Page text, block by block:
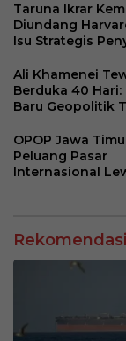
Taruna Ikrar
Diundang
Isu Strategis
Vaksin Global
Ali Khamenei
Berduka 40 Hari:
Baru Geopolitik
OPOP Jawa
Peluang Pasar
Internasional